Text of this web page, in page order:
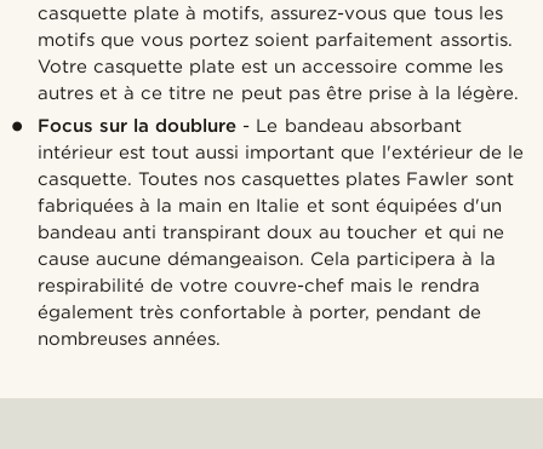
casquette plate à motifs, assurez-vous que tous les
motifs que vous portez soient parfaitement assortis.
Votre casquette plate est un accessoire comme les
autres et à ce titre ne peut pas être prise à la légère.
Focus sur la doublure - Le bandeau absorbant
intérieur est tout aussi important que l'extérieur de le
casquette. Toutes nos casquettes plates Fawler sont
fabriquées à la main en Italie et sont équipées d'un
bandeau anti transpirant doux au toucher et qui ne
cause aucune démangeaison. Cela participera à la
respirabilité de votre couvre-chef mais le rendra
également très confortable à porter, pendant de
nombreuses années.